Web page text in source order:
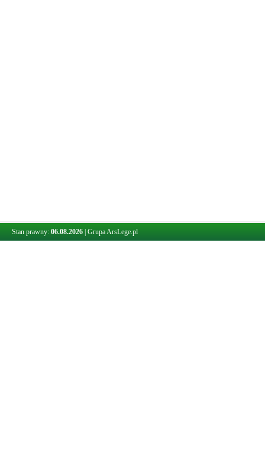
Stan prawny: 06.08.2026 Grupa ArsLege.pl